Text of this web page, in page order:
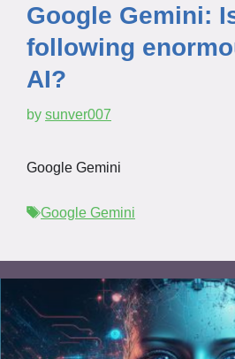
Google Gemini:
following
AI?
by sunver007
Google Gemini
Tags
Google Gemini